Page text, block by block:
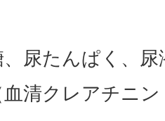
、尿たんぱく、尿
血清クレアチニ